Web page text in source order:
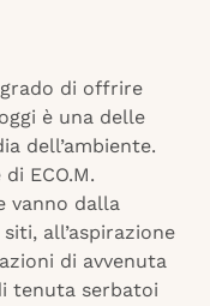
grado di offrire
è una delle
dell’ambiente.
ECO.M.
vanno dalla
all’aspirazione
di avvenuta
tenuta serbatoi